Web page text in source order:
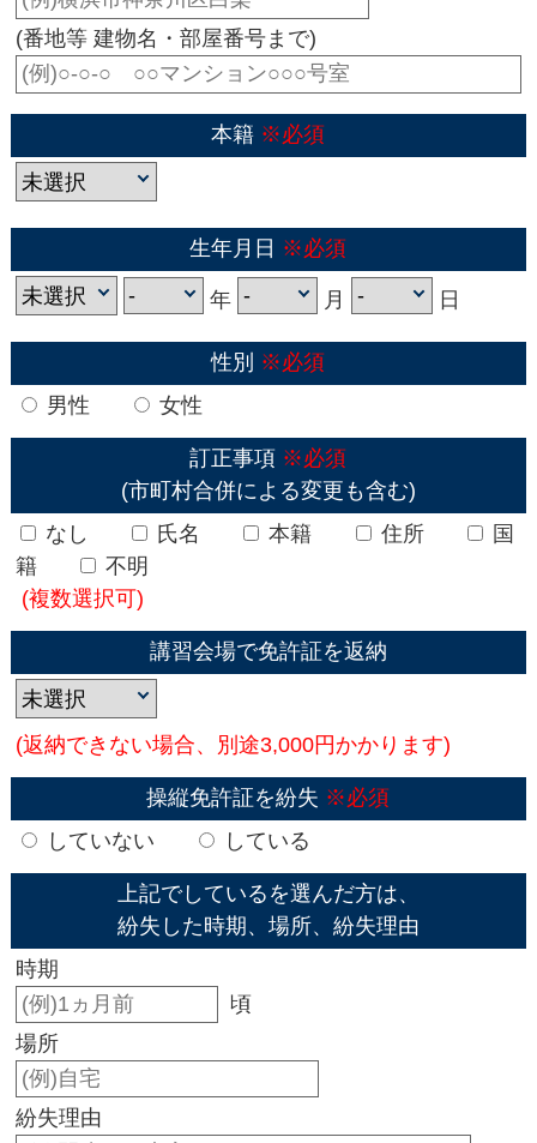
(番地等 建物名・部屋番号まで)
本籍 ※必須
生年月日 ※必須
年 月 日
性別 ※必須
男性
女性
訂正事項 ※必須
(市町村合併による変更も含む)
なし
氏名 本籍 住所
国
籍
不明
(複数選択可)
講習会場で免許証を返納
(返納できない場合、別途3,000円かかります)
操縦免許証を紛失 ※必須
していない
している
上記でしているを選んだ方は、
紛失した時期、場所、紛失理由
時期
頃
場所
紛失理由